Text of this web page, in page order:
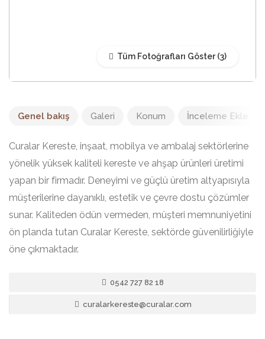
Tüm Fotoğrafları Göster
Genel bakış Galeri Konum İnceleme Ekle
Curalar Kereste, inşaat, mobilya ve ambalaj sektörlerine
yönelik yüksek kaliteli kereste ve ahşap ürünleri üretimi
yapan bir firmadır. Deneyimi ve güçlü üretim altyapısıyla
müşterilerine dayanıklı, estetik ve çevre dostu çözümler
sunar. Kaliteden ödün vermeden, müşteri memnuniyetini
ön planda tutan Curalar Kereste, sektörde güvenilirliğiyle
öne çıkmaktadır.
0542 727 82 18
curalarkereste@curalar.com